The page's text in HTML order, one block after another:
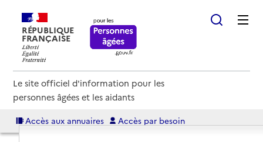
RÉPUBLIQUE
FRANÇAISE
Le site officiel d'information pour les
personnes âgées et les aidants
Accès aux annuaires Accès par besoin